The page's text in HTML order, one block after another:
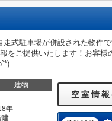
式駐車場が併設された物件
をご提供いたします！お客様
建物
年
建
空室情